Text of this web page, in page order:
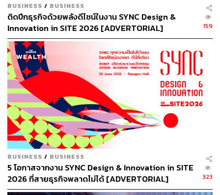
BUSINESS / BUSINESS
ติดปีกธุรกิจด้วยพลังดีไซน์ในงาน SYNC Design &
Innovation in SITE 2026 [ADVERTORIAL]
159
BUSINESS / BUSINESS
5 โอกาสจากงาน SYNC Design & Innovation in SITE
2026 ที่สายธุรกิจพลาดไม่ได้ [ADVERTORIAL]
323